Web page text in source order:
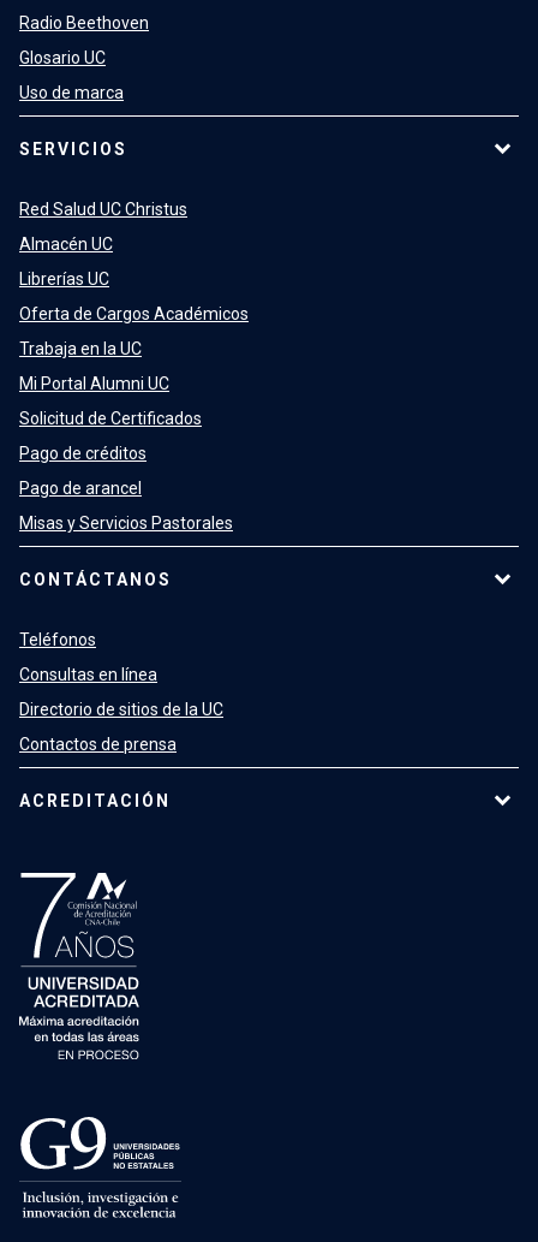
Radio Beethoven
Glosario UC
Uso de marca
SERVICIOS
Red Salud UC Christus
Almacén UC
Librerías UC
Oferta de Cargos Académicos
Trabaja en la UC
Mi Portal Alumni UC
Solicitud de Certificados
Pago de créditos
Pago de arancel
Misas y Servicios Pastorales
CONTÁCTANOS
Teléfonos
Consultas en línea
Directorio de sitios de la UC
Contactos de prensa
ACREDITACIÓN